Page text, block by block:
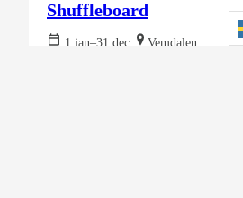
Shuffleboard
1 jan–31 dec Vemdalen